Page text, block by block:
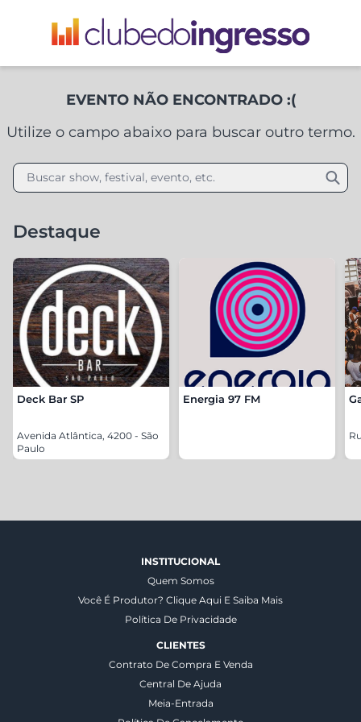
EVENTO NÃO ENCONTRADO :(
Utilize o campo abaixo para buscar outro termo.
Buscar show, festival, evento, etc.
Destaque
Deck Bar SP
Avenida Atlântica, 4200 - São
Paulo
Energia 97 FM
INSTITUCIONAL
Quem Somos
Você É Produtor? Clique Aqui E Saiba Mais
Política De Privacidade
CLIENTES
Contrato De Compra E Venda
Central De Ajuda
Meia-Entrada